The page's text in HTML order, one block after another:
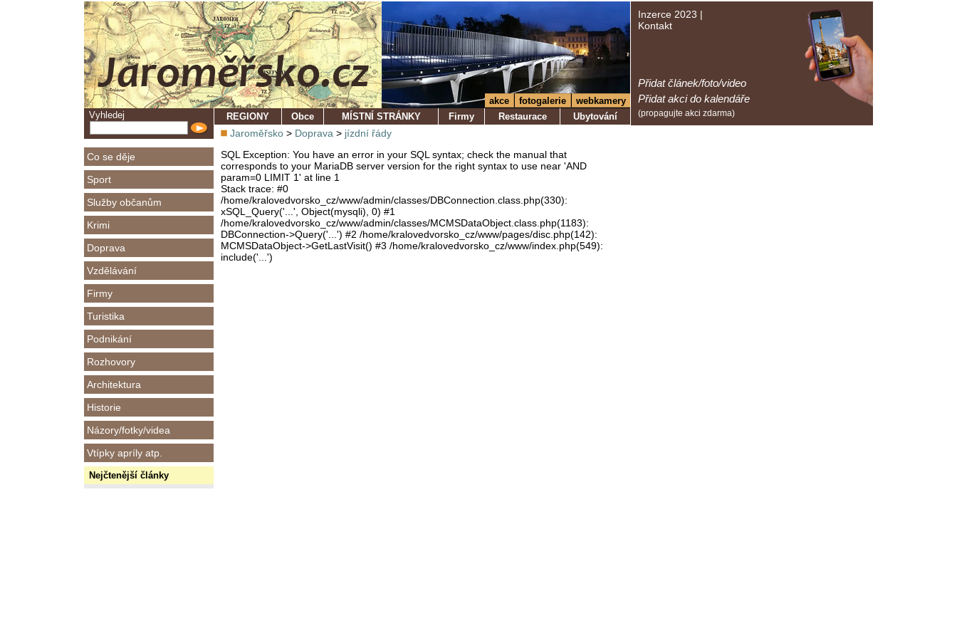
Vyhledej
Co se děje
Sport
Služby občanům
Krimi
Doprava
Vzdělávání
Firmy
Turistika
Podnikání
Rozhovory
Architektura
Historie
Názory/fotky/videa
Vtípky apríly atp.
Nejčtenější články
Inzerce 2023 |
Kontakt
Přidat článek/foto/video
Přidat akci do kalendáře
(propagujte akci zdarma)
akce fotogalerie
webkamery
REGIONY
Obce MÍSTNÍ STRÁNKY Firmy Restaurace Ubytování
Jaroměřsko > Doprava > jízdní řády
SQL Exception: You have an error in your SQL syntax; check the manual that
corresponds to your MariaDB server version for the right syntax to use near 'AND
param=0 LIMIT 1' at line 1
Stack trace: #0
/home/kralovedvorsko_cz/www/admin/classes/DBConnection.class.php(330):
xSQL_Query('...', Object(mysqli), 0) #1
/home/kralovedvorsko_cz/www/admin/classes/MCMSDataObject.class.php(1183):
DBConnection->Query('...') #2 /home/kralovedvorsko_cz/www/pages/disc.php(142):
MCMSDataObject->GetLastVisit() #3 /home/kralovedvorsko_cz/www/index.php(549):
include('...')